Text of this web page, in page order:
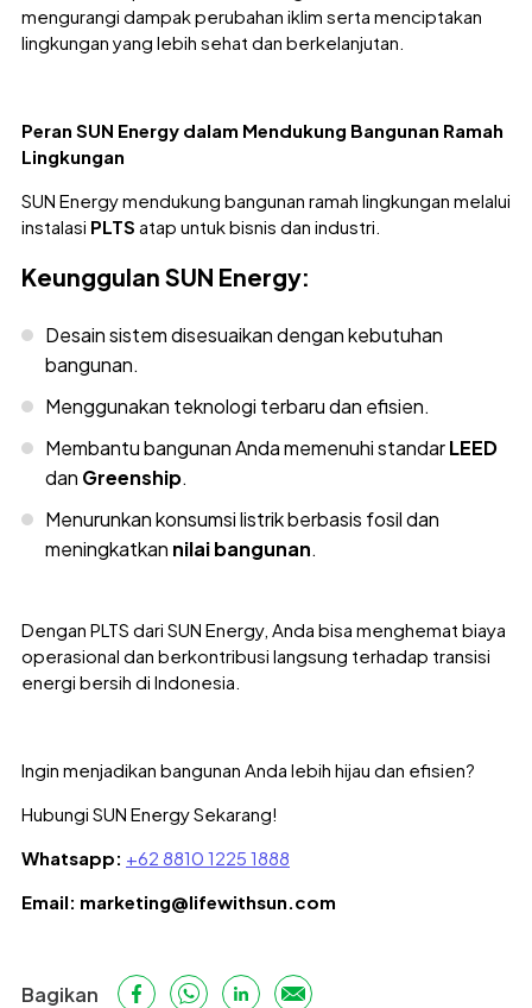
mengurangi dampak perubahan iklim serta menciptakan
lingkungan yang lebih sehat dan berkelanjutan.
Peran SUN Energy dalam Mendukung Bangunan Ramah
Lingkungan
SUN Energy mendukung bangunan ramah lingkungan melalui
instalasi PLTS atap untuk bisnis dan industri.
Keunggulan SUN Energy:
Desain sistem disesuaikan dengan kebutuhan
bangunan.
Menggunakan teknologi terbaru dan efisien.
Membantu bangunan Anda memenuhi standarLEED
dan Greenship.
Menurunkan konsumsi listrik berbasis fosil dan
meningkatkan nilai bangunan.
Dengan PLTS dari SUN Energy, Anda bisa menghemat biaya
operasional dan berkontribusi langsung terhadap transisi
energi bersih di Indonesia.
Ingin menjadikan bangunan Anda lebih hijau dan efisien?
Hubungi SUN Energy Sekarang!
Whatsapp: +62 8810 1225 1888
Email: marketing@lifewithsun.com
Bagikan